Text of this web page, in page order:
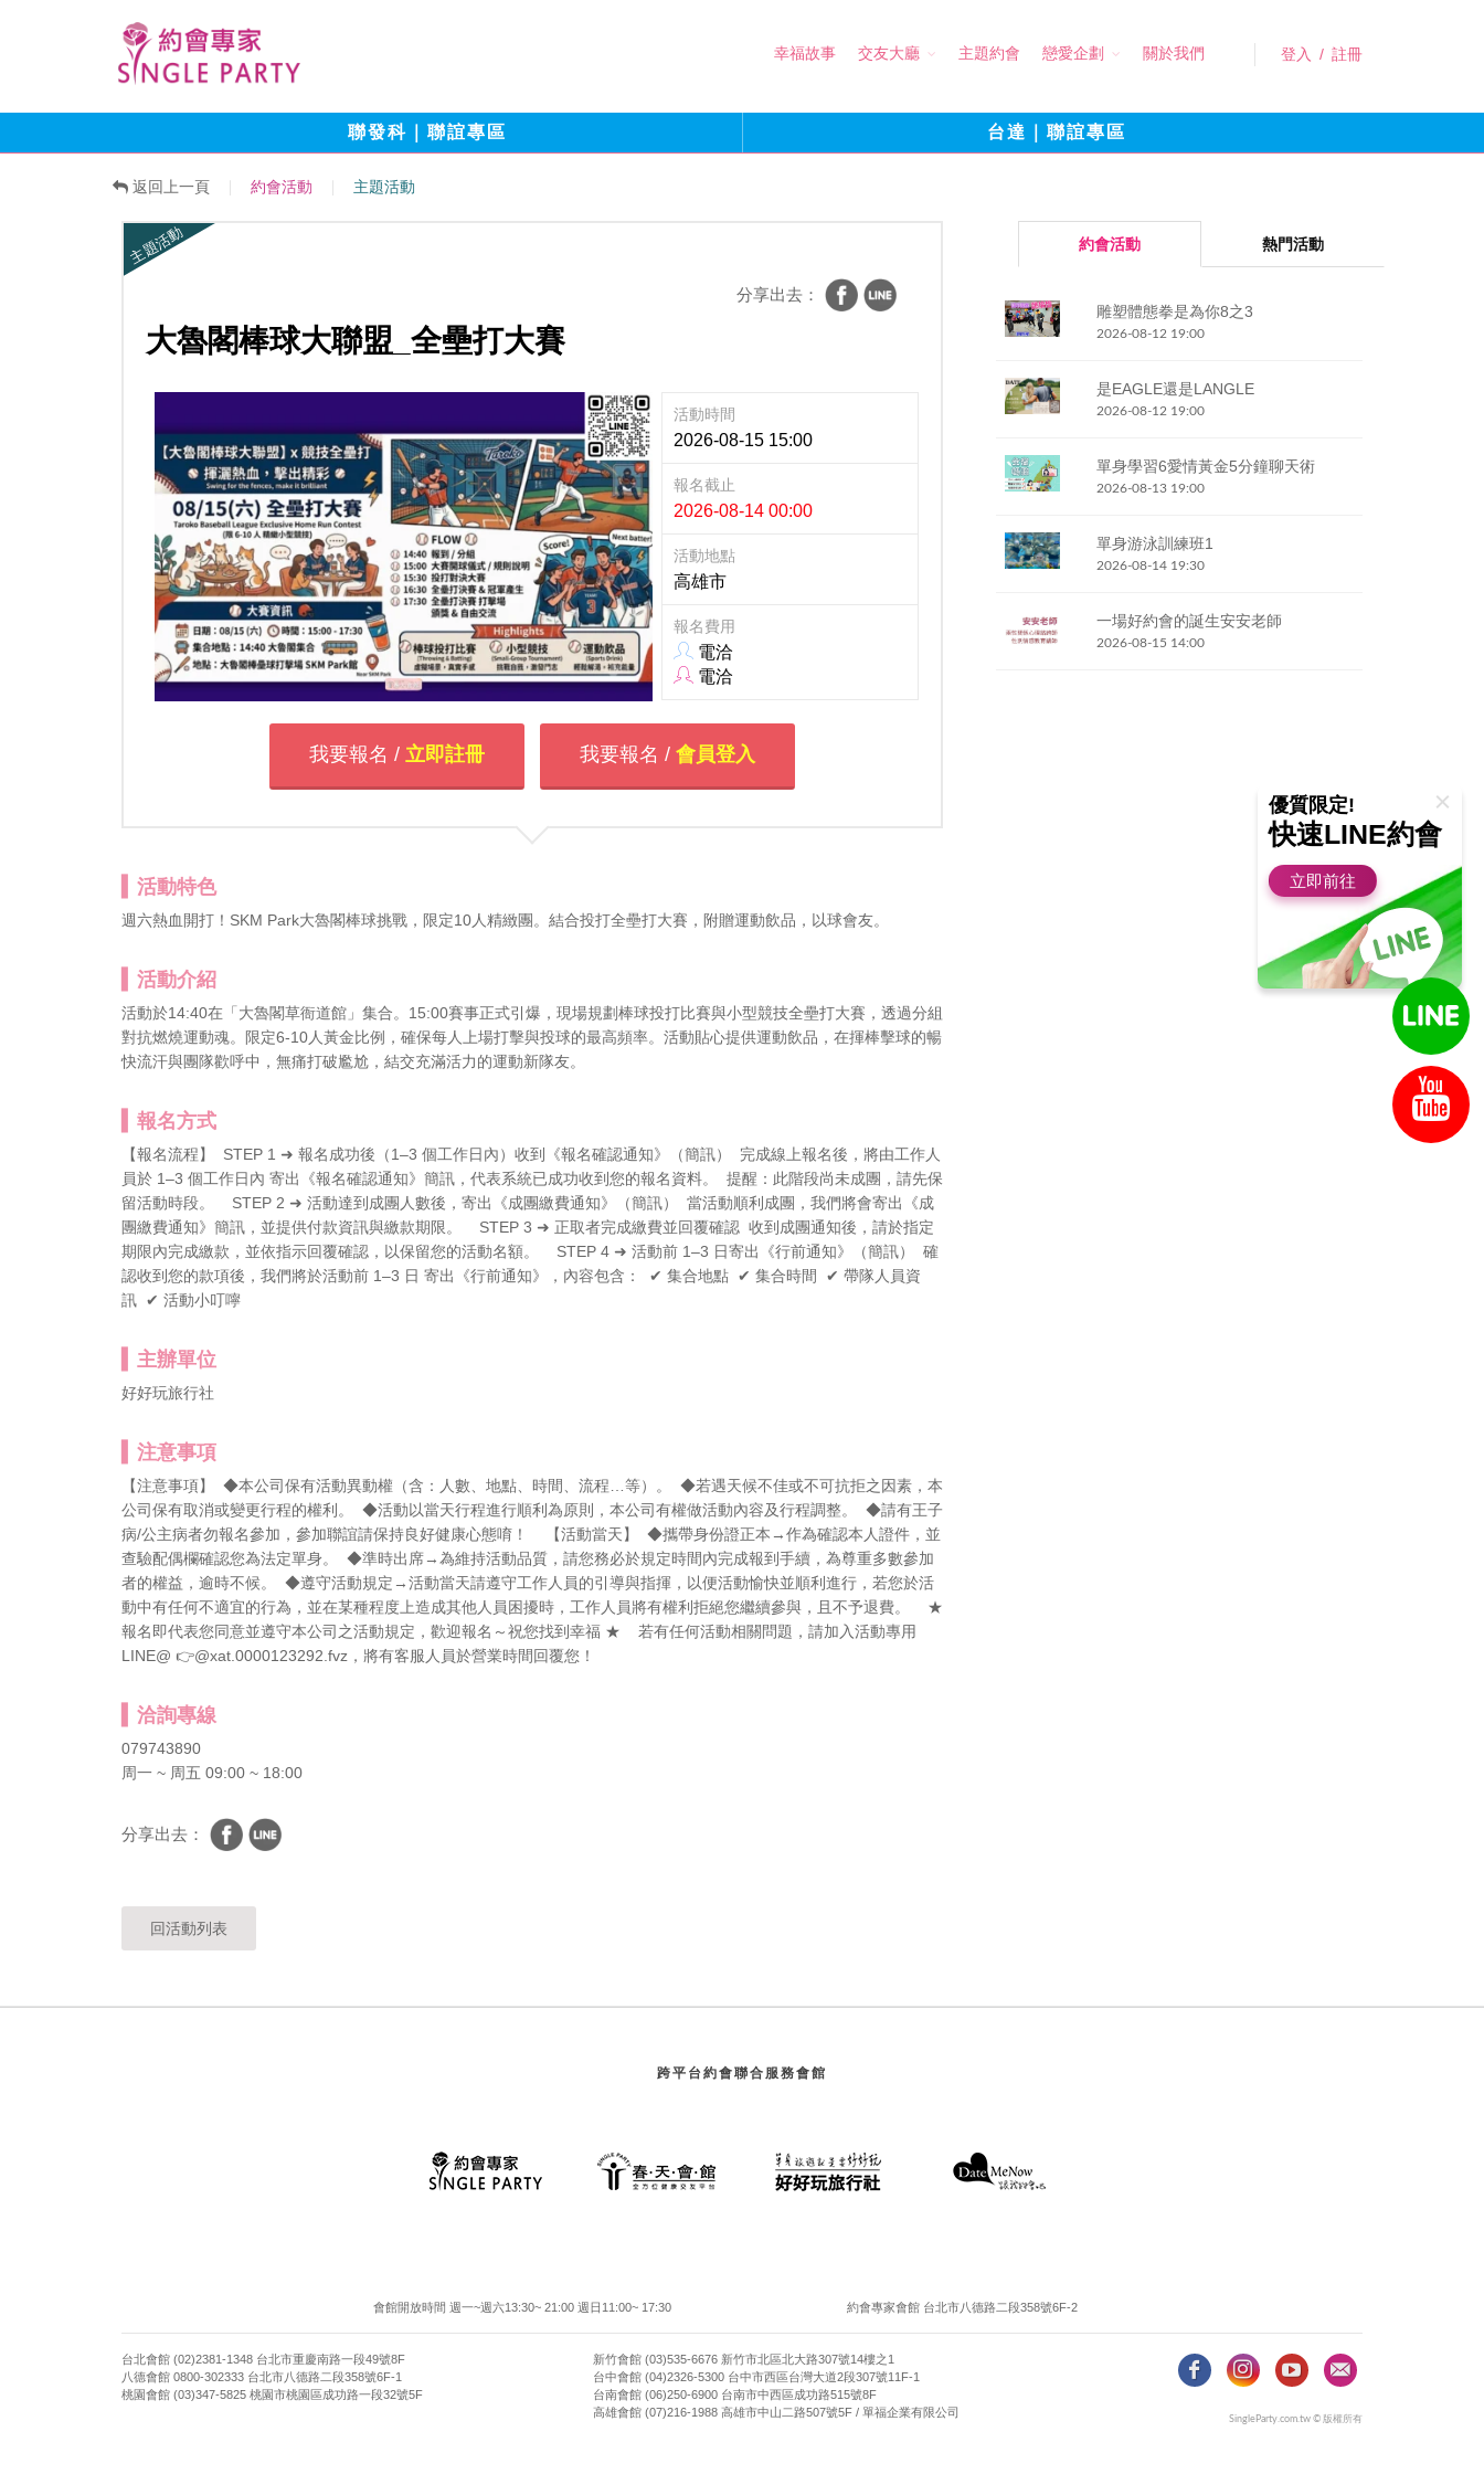
登入 / 註冊
幸福故事 交友大廳 主題約會 戀愛企劃 關於我們
聯發科｜聯誼專區 台達｜聯誼專區
返回上一頁 約會活動 主題活動
主題活動
分享出去：
大魯閣棒球大聯盟_全壘打大賽
活動時間
2026-08-15 15:00
報名截止
2026-08-14 00:00
活動地點
高雄市
報名費用
電洽
電洽
我要報名 / 立即註冊 我要報名 / 會員登入
活動特色
週六熱血開打！SKM Park大魯閣棒球挑戰，限定10人精緻團。結合投打全壘打大賽，附贈運動飲品，以球會友。
活動介紹
活動於14:40在「大魯閣草衙道館」集合。15:00賽事正式引爆，現場規劃棒球投打比賽與小型競技全壘打大賽，透過分組
對抗燃燒運動魂。限定6-10人黃金比例，確保每人上場打擊與投球的最高頻率。活動貼心提供運動飲品，在揮棒擊球的暢
快流汗與團隊歡呼中，無痛打破尷尬，結交充滿活力的運動新隊友。
報名方式
【報名流程】 STEP 1 ➜ 報名成功後（1–3 個工作日內）收到《報名確認通知》（簡訊） 完成線上報名後，將由工作人
員於 1–3 個工作日內 寄出《報名確認通知》簡訊，代表系統已成功收到您的報名資料。 提醒：此階段尚未成團，請先保
留活動時段。 STEP 2 ➜ 活動達到成團人數後，寄出《成團繳費通知》（簡訊） 當活動順利成團，我們將會寄出《成
團繳費通知》簡訊，並提供付款資訊與繳款期限。 STEP 3 ➜ 正取者完成繳費並回覆確認 收到成團通知後，請於指定
期限內完成繳款，並依指示回覆確認，以保留您的活動名額。 STEP 4 ➜ 活動前 1–3 日寄出《行前通知》（簡訊） 確
認收到您的款項後，我們將於活動前 1–3 日 寄出《行前通知》，內容包含： ✔ 集合地點 ✔ 集合時間 ✔ 帶隊人員資
訊 ✔ 活動小叮嚀
主辦單位
好好玩旅行社
注意事項
【注意事項】 ◆本公司保有活動異動權（含：人數、地點、時間、流程…等）。 ◆若遇天候不佳或不可抗拒之因素，本
公司保有取消或變更行程的權利。 ◆活動以當天行程進行順利為原則，本公司有權做活動內容及行程調整。 ◆請有王子
病/公主病者勿報名參加，參加聯誼請保持良好健康心態唷！ 【活動當天】 ◆攜帶身份證正本→作為確認本人證件，並
查驗配偶欄確認您為法定單身。 ◆準時出席→為維持活動品質，請您務必於規定時間內完成報到手續，為尊重多數參加
者的權益，逾時不候。 ◆遵守活動規定→活動當天請遵守工作人員的引導與指揮，以便活動愉快並順利進行，若您於活
動中有任何不適宜的行為，並在某種程度上造成其他人員困擾時，工作人員將有權利拒絕您繼續參與，且不予退費。 ★
報名即代表您同意並遵守本公司之活動規定，歡迎報名～祝您找到幸福 ★ 若有任何活動相關問題，請加入活動專用
LINE@ 👉@xat.0000123292.fvz，將有客服人員於營業時間回覆您！
洽詢專線
079743890
周一 ~ 周五 09:00 ~ 18:00
分享出去：
回活動列表
約會活動 熱門活動
雕塑體態拳是為你8之3
2026-08-12 19:00
是EAGLE還是LANGLE
2026-08-12 19:00
單身學習6愛情黃金5分鐘聊天術
2026-08-13 19:00
單身游泳訓練班1
2026-08-14 19:30
一場好約會的誕生安安老師
2026-08-15 14:00
跨平台約會聯合服務會館
會館開放時間 週一~週六13:30~ 21:00 週日11:00~ 17:30 約會專家會館 台北市八德路二段358號6F-2
台北會館 (02)2381-1348 台北市重慶南路一段49號8F
八德會館 0800-302333 台北市八德路二段358號6F-1
桃園會館 (03)347-5825 桃園市桃園區成功路一段32號5F
新竹會館 (03)535-6676 新竹市北區北大路307號14樓之1
台中會館 (04)2326-5300 台中市西區台灣大道2段307號11F-1
台南會館 (06)250-6900 台南市中西區成功路515號8F
高雄會館 (07)216-1988 高雄市中山二路507號5F / 單福企業有限公司
SingleParty.com.tw © 版權所有
優質限定!
快速LINE約會
立即前往